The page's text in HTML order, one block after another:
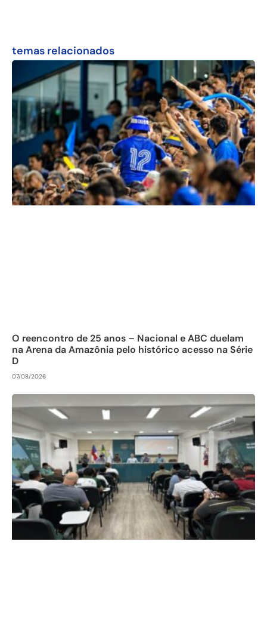
temas relacionados
O reencontro de 25 anos – Nacional e ABC duelam
na Arena da Amazônia pelo histórico acesso na Série
D
07/08/2026